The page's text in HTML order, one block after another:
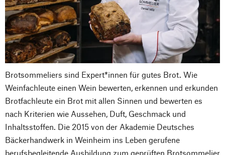
Brotsommeliers sind Expert*innen für gutes Brot. Wie
Weinfachleute einen Wein bewerten, erkennen und erkunden
Brotfachleute ein Brot mit allen Sinnen und bewerten es
nach Kriterien wie Aussehen, Duft, Geschmack und
Inhaltsstoffen. Die 2015 von der Akademie Deutsches
Bäckerhandwerk in Weinheim ins Leben gerufene
berufsbegleitende Ausbildung zum geprüften Brotsommelier